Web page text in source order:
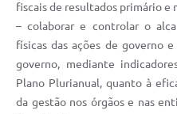
Notícias
Turismo
Galeria de Vídeos
fiscais de resultados primário e
– colaborar e controlar o
físicas das ações de governo
governo, mediante
Plano Plurianual, quanto à
da gestão nos órgãos e nas